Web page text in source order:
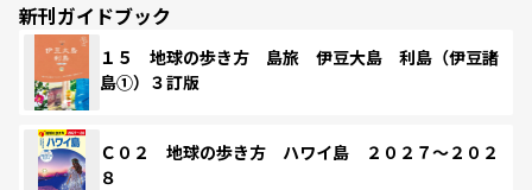
新刊ガイドブック
１５ 地球の歩き方 島旅 伊豆大島 利島（伊豆諸
島①）３訂版
Ｃ０２ 地球の歩き方 ハワイ島 ２０２７～２０２
８